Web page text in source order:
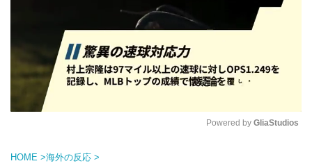
Powered by GliaStudios
HOME >海外の反応 >